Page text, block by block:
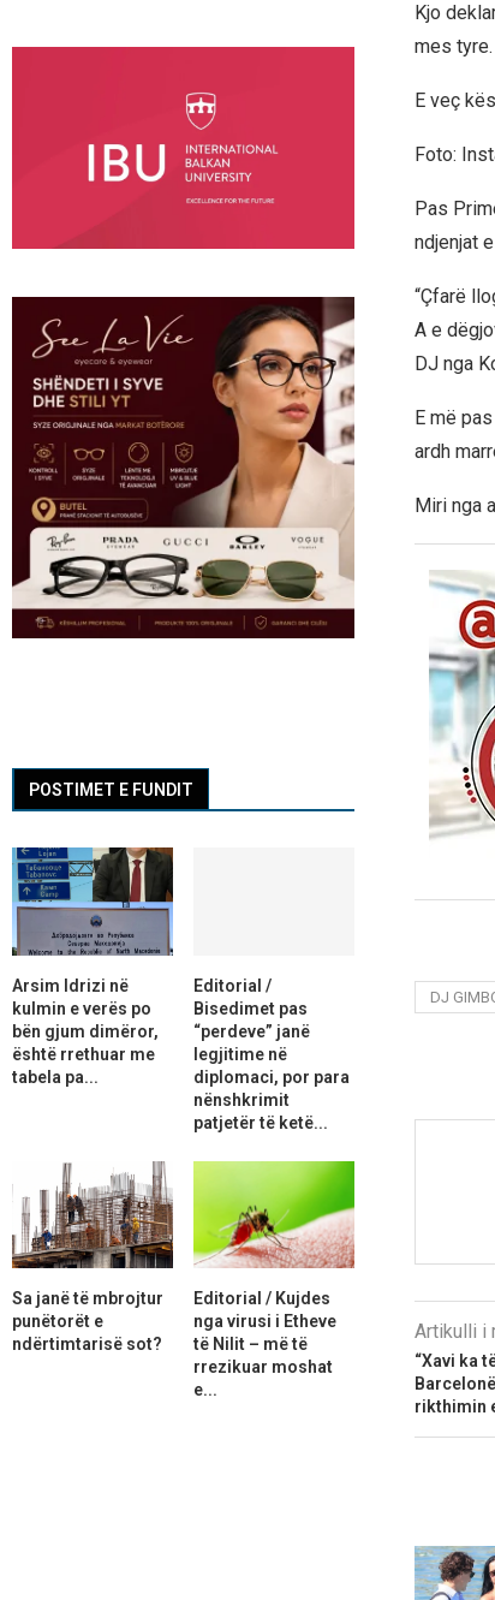
Kjo
mes tyre.
E veç
Foto:
Pas
ndjenjat
“Çfarë
A e
DJ nga
E më
ardh
Miri nga
DJ
Artikulli i
“Xavi ka
rikthimin
POSTIMET E FUNDIT
Arsim Idrizi në
kulmin e verës po
bën gjum dimëror,
është rrethuar me
tabela pa...
Editorial /
Bisedimet pas
“perdeve” janë
legjitime në
diplomaci, por para
nënshkrimit
patjetër të ketë...
Sa janë të mbrojtur
punëtorët e
ndërtimtarisë sot?
Editorial / Kujdes
nga virusi i Etheve
të Nilit – më të
rrezikuar moshat
e...